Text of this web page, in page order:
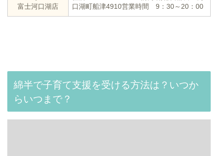
富士河口湖店
口湖町船津4910営業時間 9：30～20：00
綿半で子育て支援を受ける方法は？いつか
らいつまで？